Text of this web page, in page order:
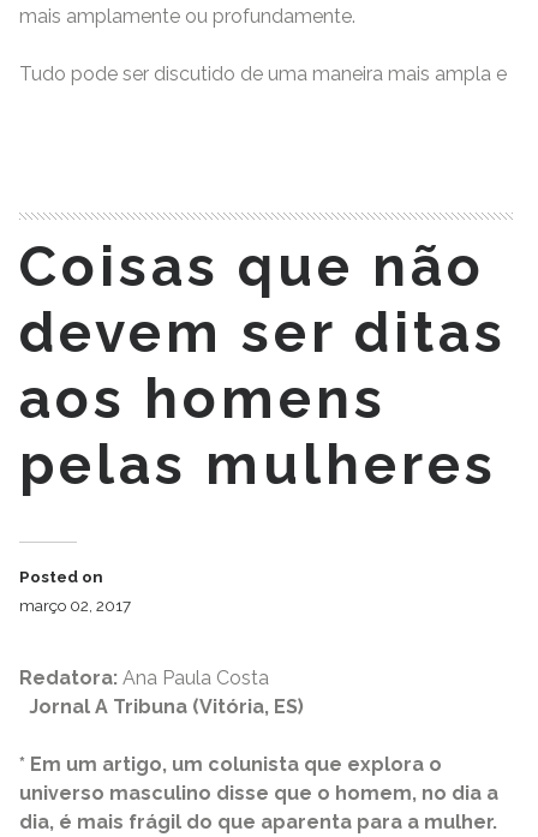
mais amplamente ou profundamente.
Tudo pode ser discutido de uma maneira mais ampla e
Coisas que não
devem ser ditas
aos homens
pelas mulheres
Posted on
março 02, 2017
Redatora: Ana Paula Costa
Jornal A Tribuna (Vitória, ES)
* Em um artigo, um colunista que explora o
universo masculino disse que o homem, no dia a
dia, é mais frágil do que aparenta para a mulher.